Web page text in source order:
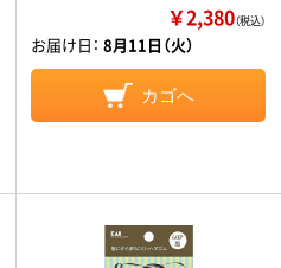
￥2,380（税込）
お届け日： 8月11日（火）
カゴへ